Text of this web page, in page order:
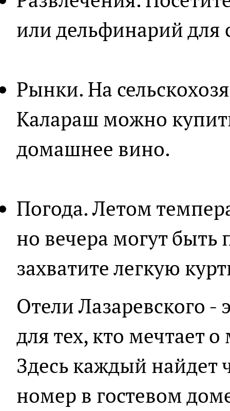
или дельфинарий для
Рынки. На
Калараш можно
домашнее вино.
Погода. Летом
но вечера могут
захватите легкую
Отели Лазаревского
для тех, кто мечтает
Здесь каждый
номер в гостевом